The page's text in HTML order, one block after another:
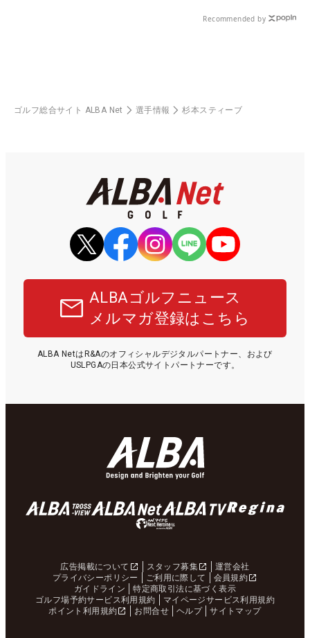
Recommended by
ゴルフ総合サイト ALBA Net 選手情報 杉本スティーブ
ALBAゴルフニュース
メルマガ登録はこちら
ALBA NetはR&Aのオフィシャルデジタルパートナー、および
USLPGAの日本公式サイトパートナーです。
広告掲載について スタッフ募集
運営会社
プライバシーポリシー
ご利用に際して
会員規約
ガイドライン
特定商取引法に基づく表示
ゴルフ場予約サービス利用規約
マイページサービス利用規約
ポイント利用規約
お問合せ ヘルプ サイトマップ